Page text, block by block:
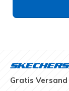
Gratis Versand